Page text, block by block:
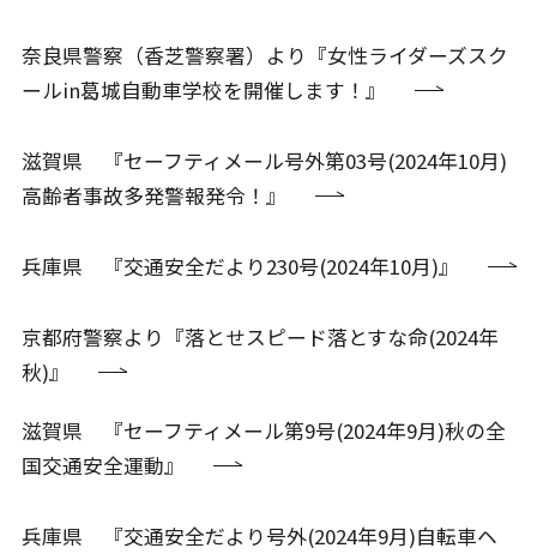
奈良県警察（香芝警察署）より『女性ライダーズスク
ールin葛城自動車学校を開催します！』
滋賀県 『セーフティメール号外第03号(2024年10月)
高齢者事故多発警報発令！』
兵庫県 『交通安全だより230号(2024年10月)』
京都府警察より『落とせスピード落とすな命(2024年
秋)』
滋賀県 『セーフティメール第9号(2024年9月)秋の全
国交通安全運動』
兵庫県 『交通安全だより号外(2024年9月)自転車ヘ